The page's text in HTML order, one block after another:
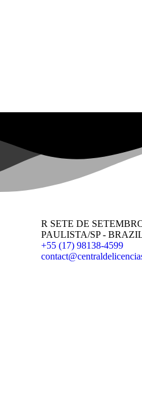
R SETE DE
PAULISTA/SP -
+55 (17) 98138-4599